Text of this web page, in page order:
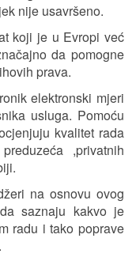
nije usavršeno.
koji je u Evropi već
da pomogne
prava.
elektronski mjeri
usluga. Pomoću
kvalitet rada
,privatnih
na osnovu ovog
saznaju kakvo je
radu i tako poprave